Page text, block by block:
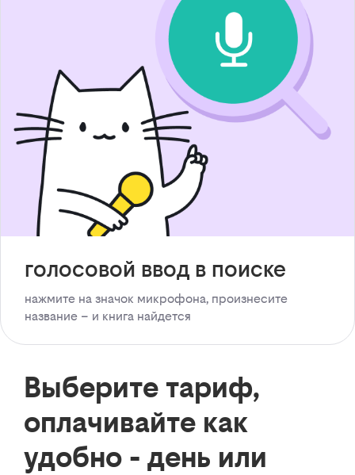
голосовой ввод в поиске
нажмите на значок микрофона, произнесите
название – и книга найдется
Выберите тариф,
оплачивайте как
удобно - день или